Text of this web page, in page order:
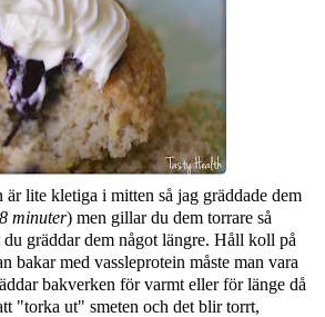
lite kletiga i mitten så jag gräddade dem
minuter) men gillar du dem torrare så
gräddar dem något längre. Håll koll på
bakar med vassleprotein måste man vara
bakverken för varmt eller för länge då
"torka ut" smeten och det blir torrt,